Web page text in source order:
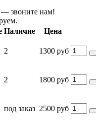
— звоните нам!
Наличие Цена
2 1300 руб
2 1800 руб
под заказ 2500 руб